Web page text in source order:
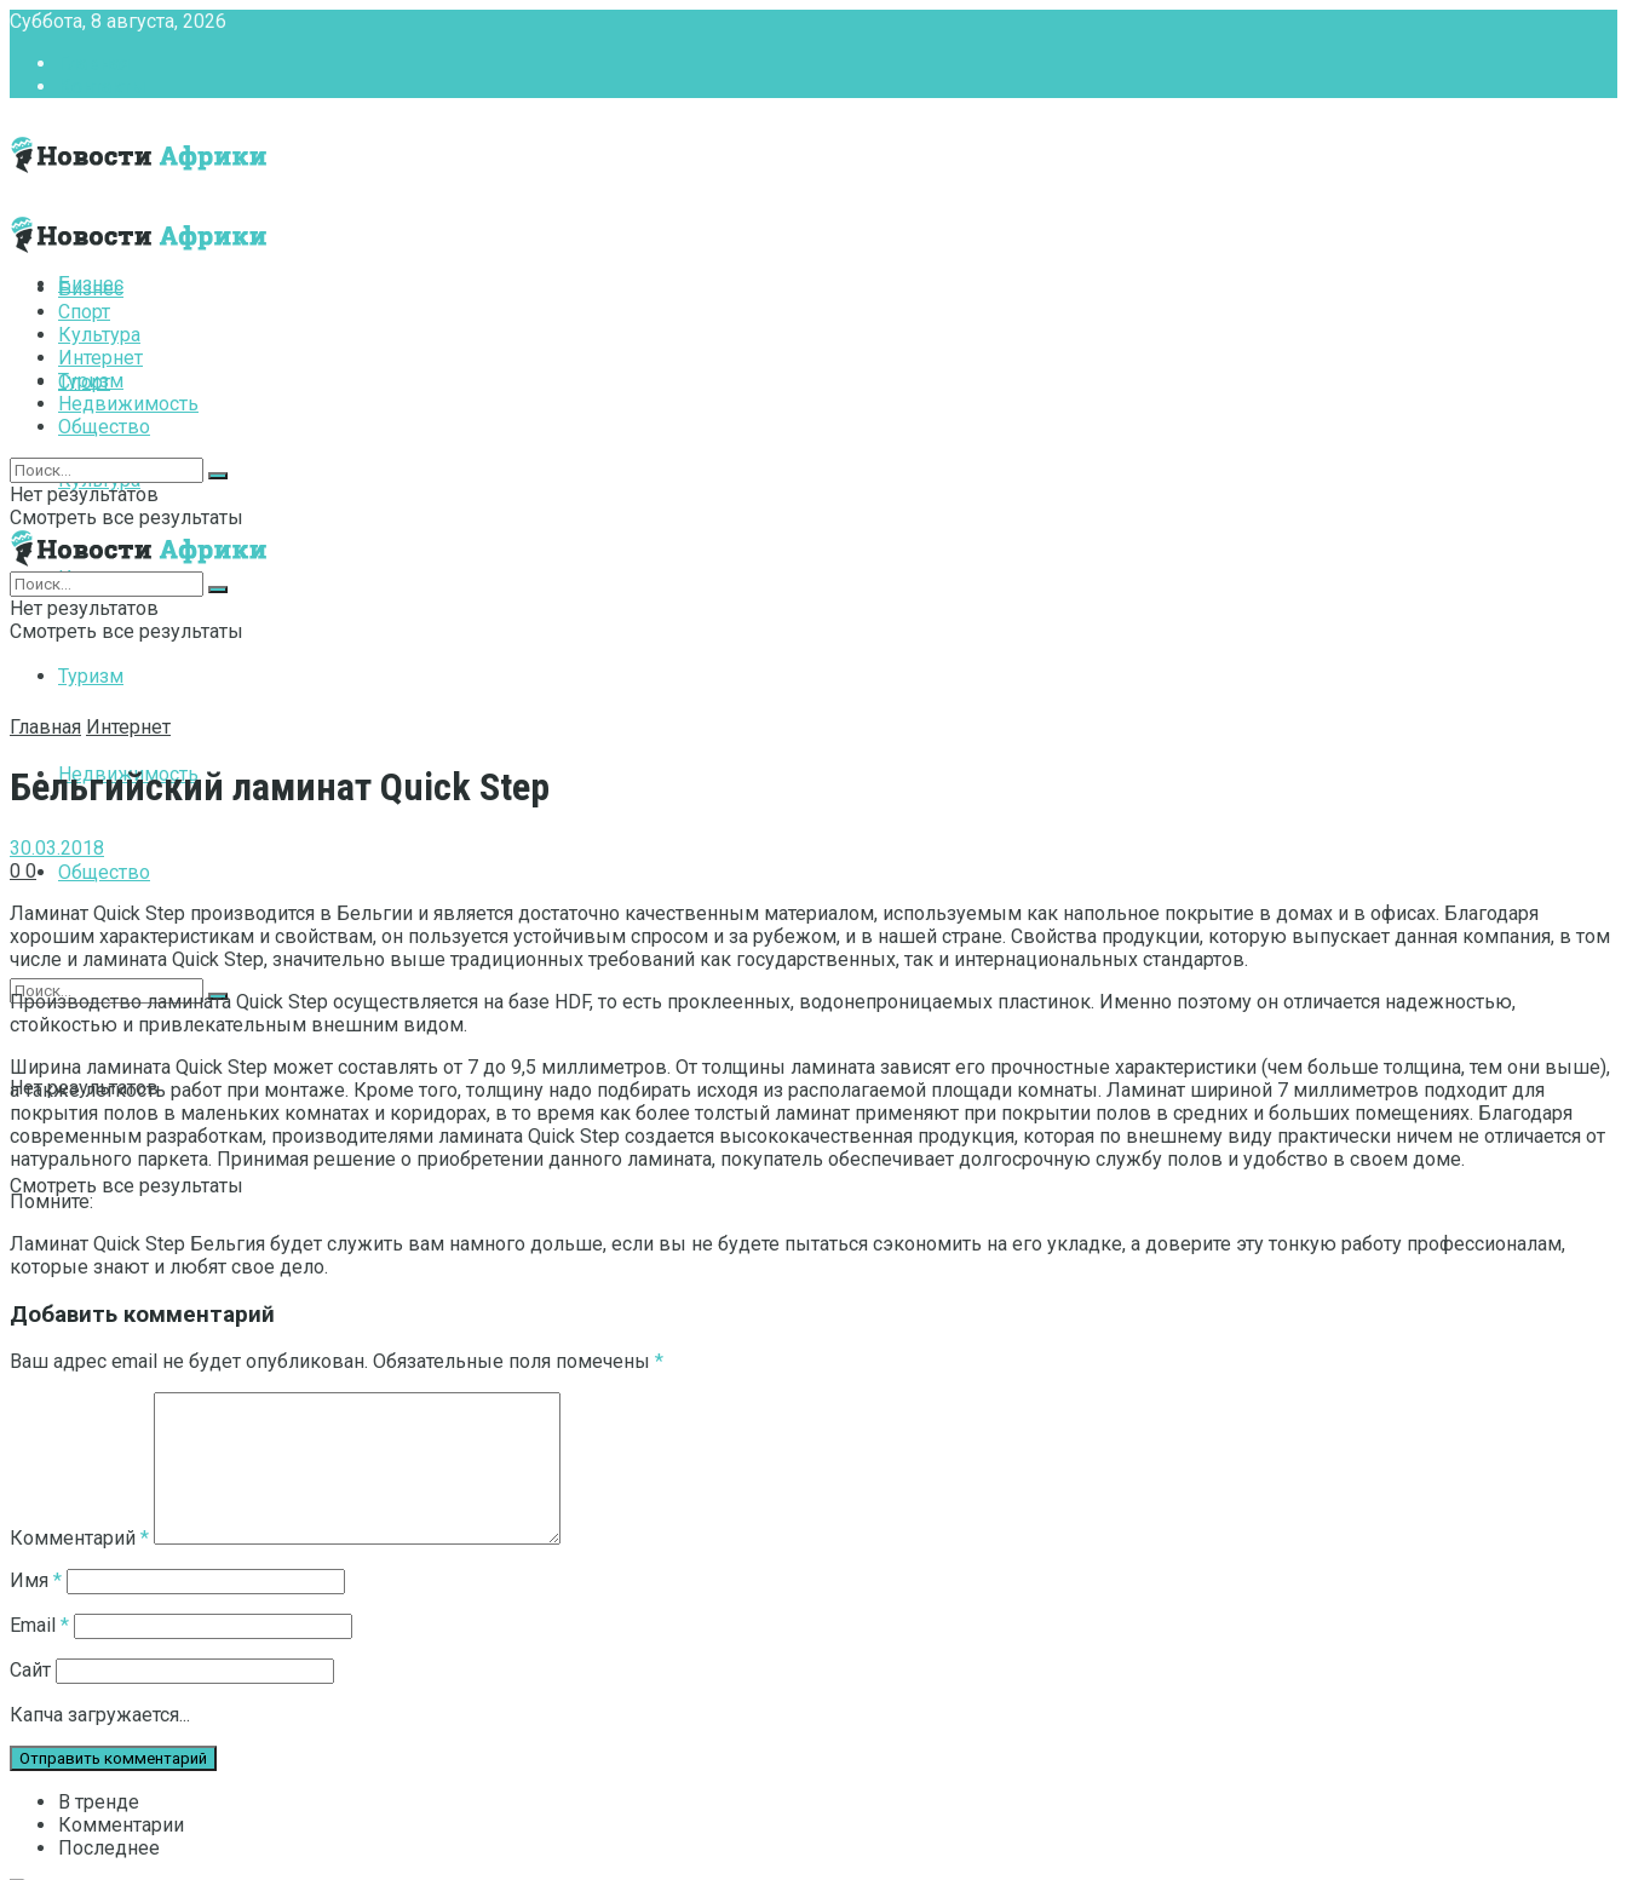
Суббота, 8 августа, 2026
Бизнес
Спорт
Культура
Интернет
Туризм
Недвижимость
Общество
Нет результатов
Смотреть все результаты
Бизнес
Спорт
Культура
Интернет
Туризм
Недвижимость
Общество
Нет результатов
Смотреть все результаты
Нет результатов
Смотреть все результаты
Главная Интернет
Бельгийский ламинат Quick Step
30.03.2018
0 0
Ламинат Quick Step производится в Бельгии и является достаточно качественным материалом, используемым как напольное покрытие в домах и в офисах. Благодаря
хорошим характеристикам и свойствам, он пользуется устойчивым спросом и за рубежом, и в нашей стране. Свойства продукции, которую выпускает данная компания, в том
числе и ламината Quick Step, значительно выше традиционных требований как государственных, так и интернациональных стандартов.
Производство ламината Quick Step осуществляется на базе HDF, то есть проклеенных, водонепроницаемых пластинок. Именно поэтому он отличается надежностью,
стойкостью и привлекательным внешним видом.
Ширина ламината Quick Step может составлять от 7 до 9,5 миллиметров. От толщины ламината зависят его прочностные характеристики (чем больше толщина, тем они выше),
а также легкость работ при монтаже. Кроме того, толщину надо подбирать исходя из располагаемой площади комнаты. Ламинат шириной 7 миллиметров подходит для
покрытия полов в маленьких комнатах и коридорах, в то время как более толстый ламинат применяют при покрытии полов в средних и больших помещениях. Благодаря
современным разработкам, производителями ламината Quick Step создается высококачественная продукция, которая по внешнему виду практически ничем не отличается от
натурального паркета. Принимая решение о приобретении данного ламината, покупатель обеспечивает долгосрочную службу полов и удобство в своем доме.
Помните:
Ламинат Quick Step Бельгия будет служить вам намного дольше, если вы не будете пытаться сэкономить на его укладке, а доверите эту тонкую работу профессионалам,
которые знают и любят свое дело.
Добавить комментарий
Ваш адрес email не будет опубликован. Обязательные поля помечены *
Комментарий *
Имя *
Email *
Сайт
Капча загружается...
В тренде
Комментарии
Последнее